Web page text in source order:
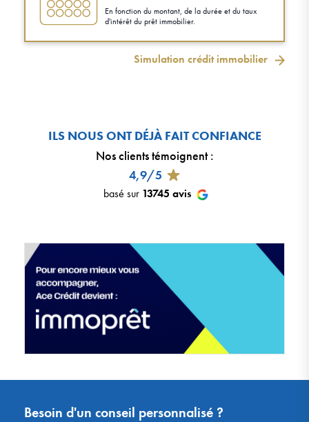
En fonction du montant, de la durée et du taux
d'intérêt du prêt immobilier.
Simulation crédit immobilier
ILS NOUS ONT DÉJÀ FAIT CONFIANCE
Nos clients témoignent:
4,9/5
basé sur 13745 avis
Besoin d'un conseil personnalisé ?